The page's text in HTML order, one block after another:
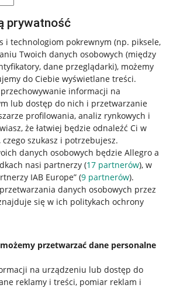
prywatność
i technologiom pokrewnym (np. piksele,
Twoich danych osobowych (między
dane przeglądarki), możemy
do Ciebie wyświetlane treści.
informacji na
lub dostęp do nich i przetwarzanie
profilowania, analiz rynkowych i
że łatwiej będzie odnaleźć Ci w
szukasz i potrzebujesz.
danych osobowych będzie Allegro a
nasi partnerzy (17 partnerów), w
IAB Europe” (9 partnerów).
danych osobowych przez
się w ich politykach ochrony
przetwarzać dane personalne
na urządzeniu lub dostęp do
reklamy i treści, pomiar reklam i